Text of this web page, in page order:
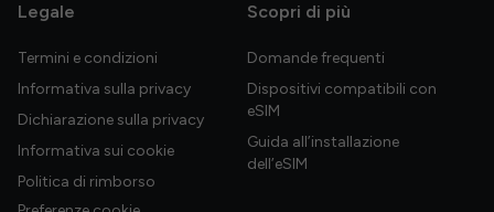
Legale
Termini e condizioni
Informativa sulla privacy
Dichiarazione sulla privacy
Informativa sui cookie
Politica di rimborso
Scopri di più
Domande frequenti
Dispositivi compatibili con
eSIM
Guida all’installazione
dell’eSIM